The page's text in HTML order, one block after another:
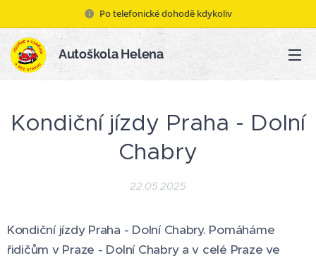
Po telefonické dohodě kdykoliv
Autoškola Helena
Kondiční jízdy Praha - Dolní
Chabry
22.05.2025
Kondiční jízdy Praha - Dolní Chabry. Pomáháme
řidičům v Praze - Dolní Chabry a v celé Praze ve